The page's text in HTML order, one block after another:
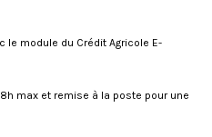
le module du Crédit Agricole E-
max et remise à la poste pour une